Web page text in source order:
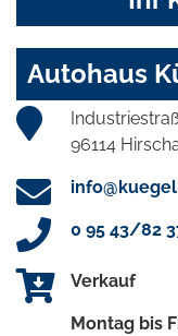
Autohaus
96114
0 95 43/82
Verkauf
Montag bis